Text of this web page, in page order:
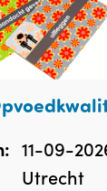
11-09-
Utrecht